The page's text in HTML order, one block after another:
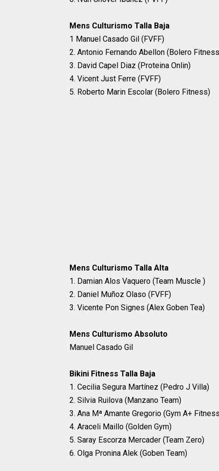
Mens Culturismo Talla Baja
1 Manuel Casado Gil (FVFF)
2. Antonio Fernando Abellon (Bolero
3. David Capel Diaz (Proteina Onlin)
4. Vicent Just Ferre (FVFF)
5. Roberto Marin Escolar (Bolero Fitness)
Mens Culturismo Talla Alta
1. Damian Alos Vaquero (Team Muscle )
2. Daniel Muñoz Olaso (FVFF)
3. Vicente Pon Signes (Alex Goben Tea)
Mens Culturismo Absoluto
Manuel Casado Gil
Bikini Fitness Talla Baja
1. Cecilia Segura Martínez (Pedro J Villa)
2. Silvia Ruilova (Manzano Team)
3. Ana Mª Amante Gregorio (Gym A+
4. Araceli Maillo (Golden Gym)
5. Saray Escorza Mercader (Team Zero)
6. Olga Pronina Alek (Goben Team)